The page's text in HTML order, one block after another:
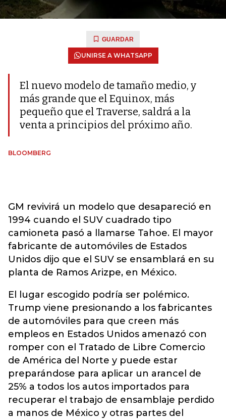
GUARDAR
UNIRSE A WHATSAPP
El nuevo modelo de tamaño medio, y
más grande que el Equinox, más
pequeño que el Traverse, saldrá a la
venta a principios del próximo año.
BLOOMBERG
GM revivirá un modelo que desapareció en
1994 cuando el SUV cuadrado tipo
camioneta pasó a llamarse Tahoe. El mayor
fabricante de automóviles de Estados
Unidos dijo que el SUV se ensamblará en su
planta de Ramos Arizpe, en México.
El lugar escogido podría ser polémico.
Trump viene presionando a los fabricantes
de automóviles para que creen más
empleos en Estados Unidos amenazó con
romper con el Tratado de Libre Comercio
de América del Norte y puede estar
preparándose para aplicar un arancel de
25% a todos los autos importados para
recuperar el trabajo de ensamblaje perdido
a manos de México y otras partes del